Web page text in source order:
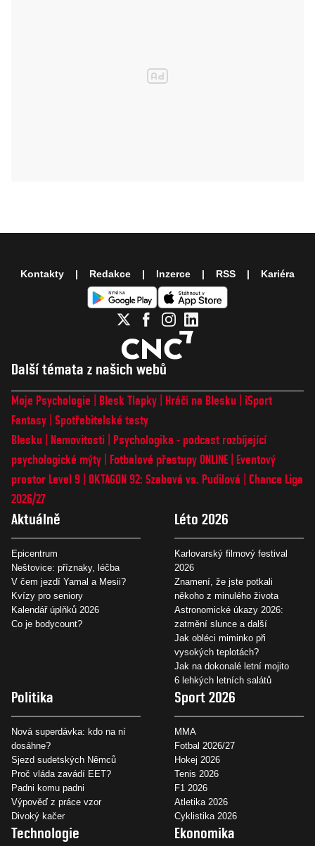
Další témata z našich webů
Moje Psychologie Blesk Tlapky Hráči na Blesku
iSport
Fantasy Spotřebitelské testy
Blesku
Nemovitosti
Psychologika - podcast rozbíjející
psychologické mýty
Fotbalové přestupy ONLINE
Eventový
prostor Level 9 OKTAGON 92: Szabová vs. Pudilová
Chance Liga
2026/27
Aktuálně
Epicentrum
Neštovice: příznaky, léčba
V čem jezdí Yamal a Mesii?
Kvízy pro seniory
Kalendář úplňků 2026
Co je bodycount?
Léto 2026
Karlovarský filmový festival
2026
Znamení, že jste potkali
někoho z minulého života
Astronomické úkazy 2026:
zatmění slunce a další
Jak obléci miminko při
vysokých teplotách?
Jak na dokonalé letní mojito
6 lehkých letních salátů
Politika
Nová superdávka: kdo na ní
dosáhne?
Sjezd sudetských Němců
Proč vláda zavádí EET?
Padni komu padni
Výpověď z práce vzor
Divoký kačer
Sport 2026
MMA
Fotbal 2026/27
Hokej 2026
Tenis 2026
F1 2026
Atletika 2026
Cyklistika 2026
Technologie Ekonomika
Kontakty Redakce Inzerce RSS Kariéra